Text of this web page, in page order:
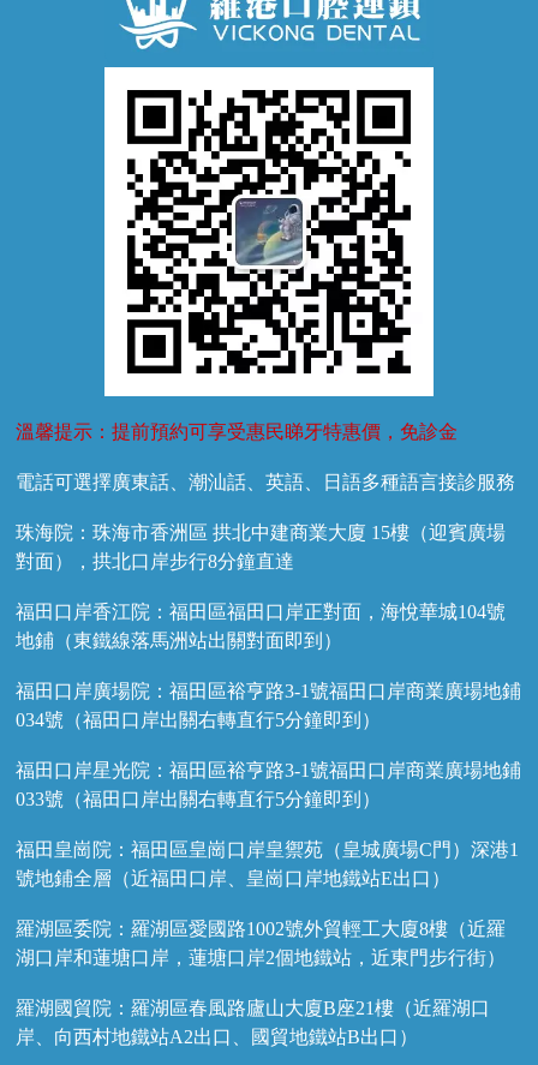
牙齦萎縮
溫馨提示：提前預約可享受惠民睇牙特惠價，免診金
電話可選擇廣東話、潮汕話、英語、日語多種語言接診服務
珠海院：珠海市香洲區 拱北中建商業大廈 15樓（迎賓廣場
對面），拱北口岸步行8分鐘直達
福田口岸香江院：福田區福田口岸正對面，海悅華城104號
地鋪（東鐵線落馬洲站出關對面即到）
福田口岸廣場院：福田區裕亨路3-1號福田口岸商業廣場地鋪
034號（福田口岸出關右轉直行5分鐘即到）
福田口岸星光院：福田區裕亨路3-1號福田口岸商業廣場地鋪
033號（福田口岸出關右轉直行5分鐘即到）
福田皇崗院：福田區皇崗口岸皇禦苑（皇城廣場C門）深港1
號地鋪全層（近福田口岸、皇崗口岸地鐵站E出口）
羅湖區委院：羅湖區愛國路1002號外貿輕工大廈8樓（近羅
湖口岸和蓮塘口岸，蓮塘口岸2個地鐵站，近東門步行街）
羅湖國貿院：羅湖區春風路廬山大廈B座21樓（近羅湖口
岸、向西村地鐵站A2出口、國貿地鐵站B出口）